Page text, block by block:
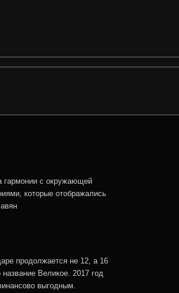
гармонии с окружающей
которые отображались
продолжается не 12, а 16
Великое. 2017 год
выгодным.